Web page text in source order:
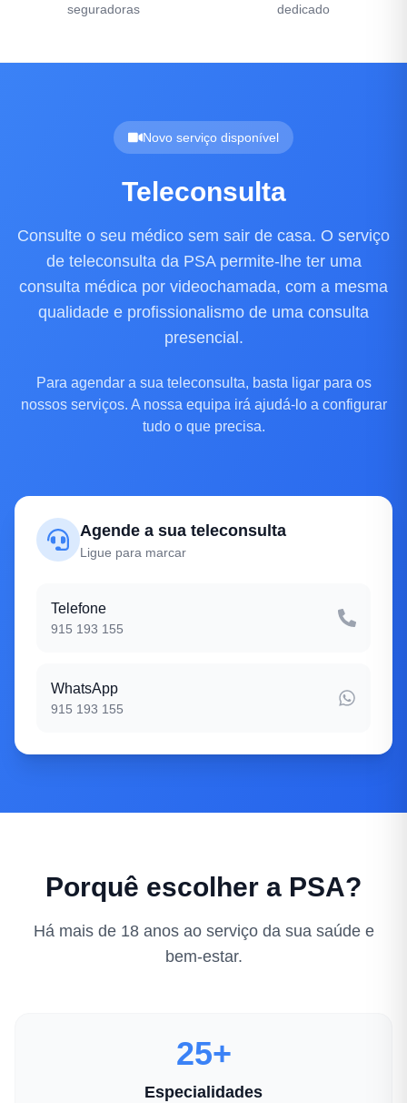
seguradoras dedicado
Novo serviço disponível
Teleconsulta
Consulte o seu médico sem sair de casa. O serviço
de teleconsulta da PSA permite-lhe ter uma
consulta médica por videochamada, com a mesma
qualidade e profissionalismo de uma consulta
presencial.
Para agendar a sua teleconsulta, basta ligar para os
nossos serviços. A nossa equipa irá ajudá-lo a configurar
tudo o que precisa.
Agende a sua teleconsulta
Ligue para marcar
Telefone
915 193 155
WhatsApp
915 193 155
Porquê escolher a PSA?
Há mais de 18 anos ao serviço da sua saúde e
bem-estar.
25+
Especialidades